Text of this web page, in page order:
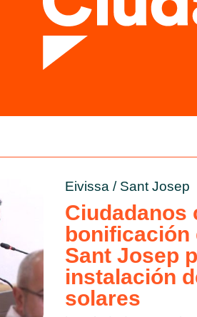
Eivissa / Sant Josep
Ciudadanos
bonificación
Sant Josep
instalación
solares